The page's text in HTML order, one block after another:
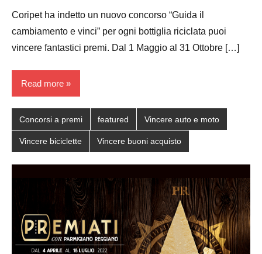
Coripet ha indetto un nuovo concorso “Guida il
cambiamento e vinci” per ogni bottiglia riciclata puoi
vincere fantastici premi. Dal 1 Maggio al 31 Ottobre […]
Read more
Concorsi a premi featured Vincere auto e moto
Vincere biciclette Vincere buoni acquisto